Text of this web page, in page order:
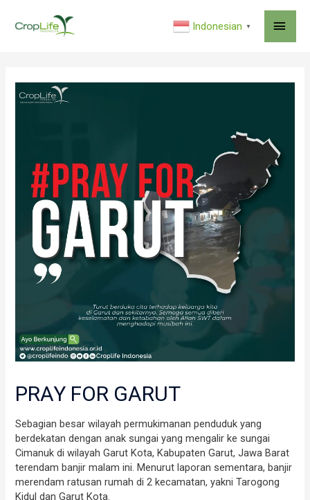
Indonesian ▼
PRAY FOR GARUT
Sebagian besar wilayah permukimanan penduduk yang
berdekatan dengan anak sungai yang mengalir ke sungai
Cimanuk di wilayah Garut Kota, Kabupaten Garut, Jawa Barat
terendam banjir malam ini. Menurut laporan sementara, banjir
merendam ratusan rumah di 2 kecamatan, yakni Tarogong
Kidul dan Garut Kota.